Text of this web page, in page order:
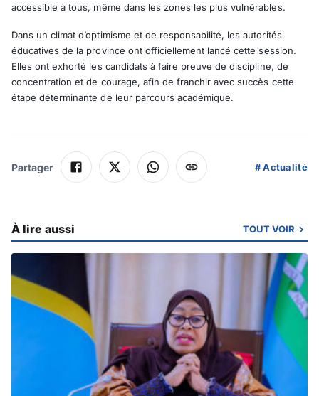
accessible à tous, même dans les zones les plus vulnérables.
Dans un climat d’optimisme et de responsabilité, les autorités
éducatives de la province ont officiellement lancé cette session.
Elles ont exhorté les candidats à faire preuve de discipline, de
concentration et de courage, afin de franchir avec succès cette
étape déterminante de leur parcours académique.
Partager #Actualité
À lire aussi TOUT VOIR